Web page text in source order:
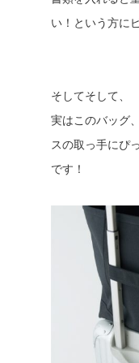
い！という方に
そしてそして、
実はこのバッグ
スの取っ手にぴ
です！